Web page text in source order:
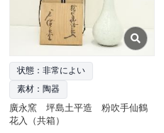
状態：非常によい
素材：陶器
廣永窯 坪島土平造 粉吹手仙鶴
花入（共箱）